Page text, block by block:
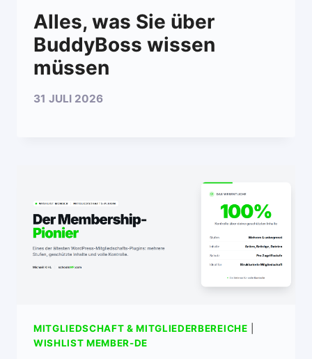
Alles, was Sie über
BuddyBoss wissen
müssen
31 JULI 2026
MITGLIEDSCHAFT & MITGLIEDERBEREICHE
WISHLIST MEMBER-DE